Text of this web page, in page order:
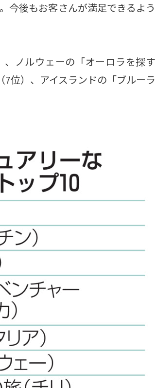
今後もお客さんが満足できるよう
ノルウェーの「オーロラを探す
位）、アイスランドの「ブルーラ